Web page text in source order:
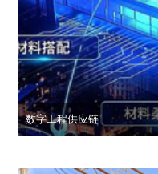
数字工程供应链